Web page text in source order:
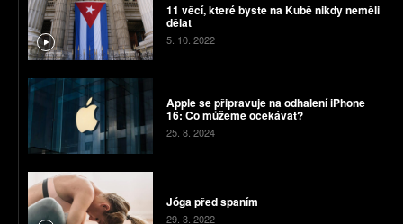
11 věcí, které byste na Kubě nikdy neměli
dělat
5. 10. 2022
Apple se připravuje na odhalení iPhone
16: Co můžeme očekávat?
25. 8. 2024
Jóga před spaním
29. 3. 2022